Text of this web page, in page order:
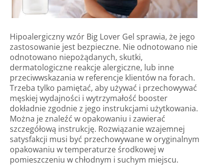
Hipoalergiczny wzór Big Lover Gel sprawia, że jego
zastosowanie jest bezpieczne. Nie odnotowano nie
odnotowano niepożądanych, skutki,
dermatologiczne reakcje alergiczne, lub inne
przeciwwskazania w referencje klientów na forach.
Trzeba tylko pamiętać, aby używać i przechowywać
męskiej wydajności i wytrzymałość booster
dokładnie zgodnie z jego instrukcjami użytkowania.
Można je znaleźć w opakowaniu i zawierać
szczegółową instrukcję. Rozwiązanie wzajemnej
satysfakcji musi być przechowywane w oryginalnym
opakowaniu w temperaturze środkowej w
pomieszczeniu w chłodnym i suchym miejscu.